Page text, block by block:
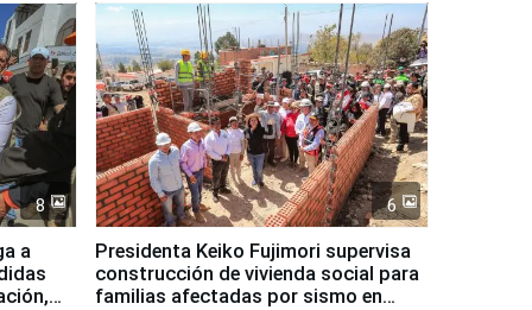
8
a
6
Presidenta Keiko Fujimori supervisa
construcción de vivienda social para
familias afectadas por sismo en